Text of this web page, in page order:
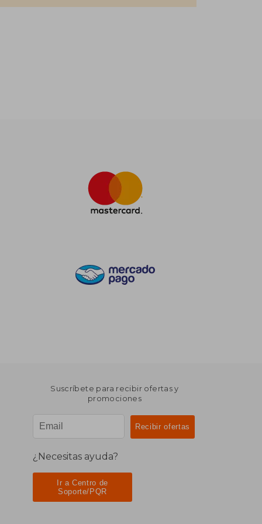
Suscríbete para recibir ofertas y
promociones
¿Necesitas ayuda?
Ir a Centro de
Soporte/PQR